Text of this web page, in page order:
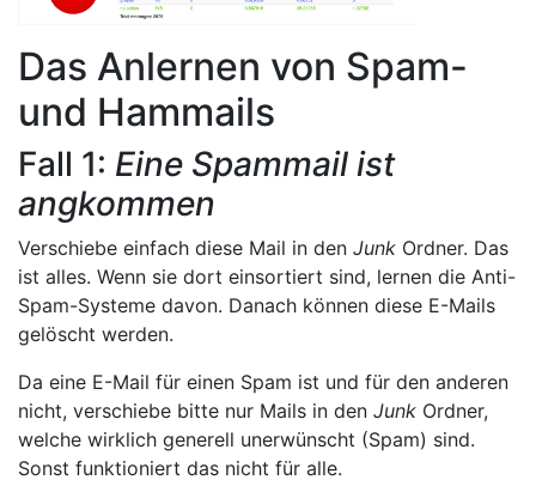
Das Anlernen von Spam-
und Hammails
Fall 1: Eine Spammail ist
angkommen
Verschiebe einfach diese Mail in den Junk Ordner. Das
ist alles. Wenn sie dort einsortiert sind, lernen die Anti-
Spam-Systeme davon. Danach können diese E-Mails
gelöscht werden.
Da eine E-Mail für einen Spam ist und für den anderen
nicht, verschiebe bitte nur Mails in den Junk Ordner,
welche wirklich generell unerwünscht (Spam) sind.
Sonst funktioniert das nicht für alle.